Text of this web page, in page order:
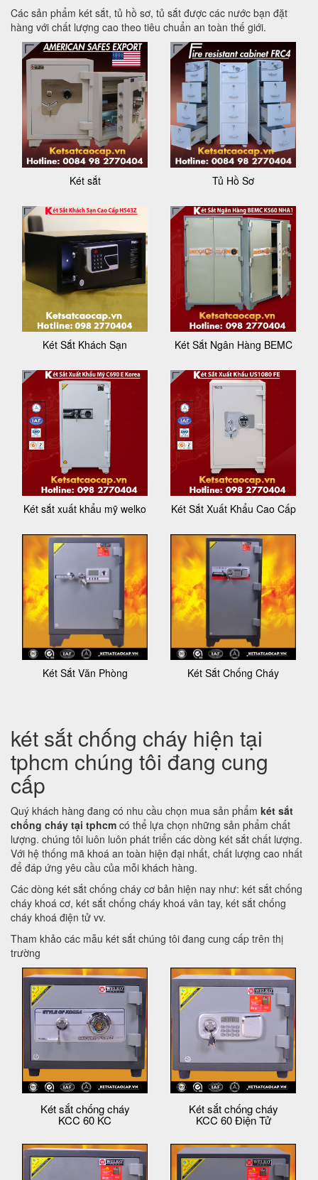
Các sản phẩm két sắt, tủ hồ sơ, tủ sắt được các nước bạn đặt
hàng với chất lượng cao theo tiêu chuẩn an toàn thế giới.
Két sắt Tủ Hồ Sơ
Két Sắt Khách Sạn Két Sắt Ngân Hàng BEMC
Két sắt xuất khẩu mỹ welko Két Sắt Xuất Khẩu Cao Cấp
Két Sắt Văn Phòng Két Sắt Chống Cháy
két sắt chống cháy hiện tại
tphcm chúng tôi đang cung
cấp
Quý khách hàng đang có nhu cầu chọn mua sản phẩm két sắt
chống cháy tại tphcm có thể lựa chọn những sản phẩm chất
lượng. chúng tôi luôn luôn phát triển các dòng két sắt chất lượng.
Với hệ thống mã khoá an toàn hiện đại nhất, chất lượng cao nhất
để đáp ứng yêu cầu của mỗi khách hàng.
Các dòng két sắt chống cháy cơ bản hiện nay như: két sắt chống
cháy khoá cơ, két sắt chống cháy khoá vân tay, két sắt chống
cháy khoá điện tử vv.
Tham khảo các mẫu két sắt chúng tôi đang cung cấp trên thị
trường
Két sắt chống cháy
KCC 60 KC
Két sắt chống cháy
KCC 60 Điện Tử